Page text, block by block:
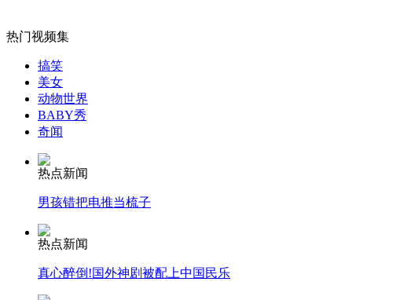
无痛分娩是否安全 医生回应
外交部：反对强权政治霸凌主义
安徽一实载49人客车翻车
热门视频集
搞笑
美女
动物世界
BABY秀
奇闻
热点新闻
男孩错把电推当梳子
热点新闻
真心醉倒!国外神剧被配上中国民乐